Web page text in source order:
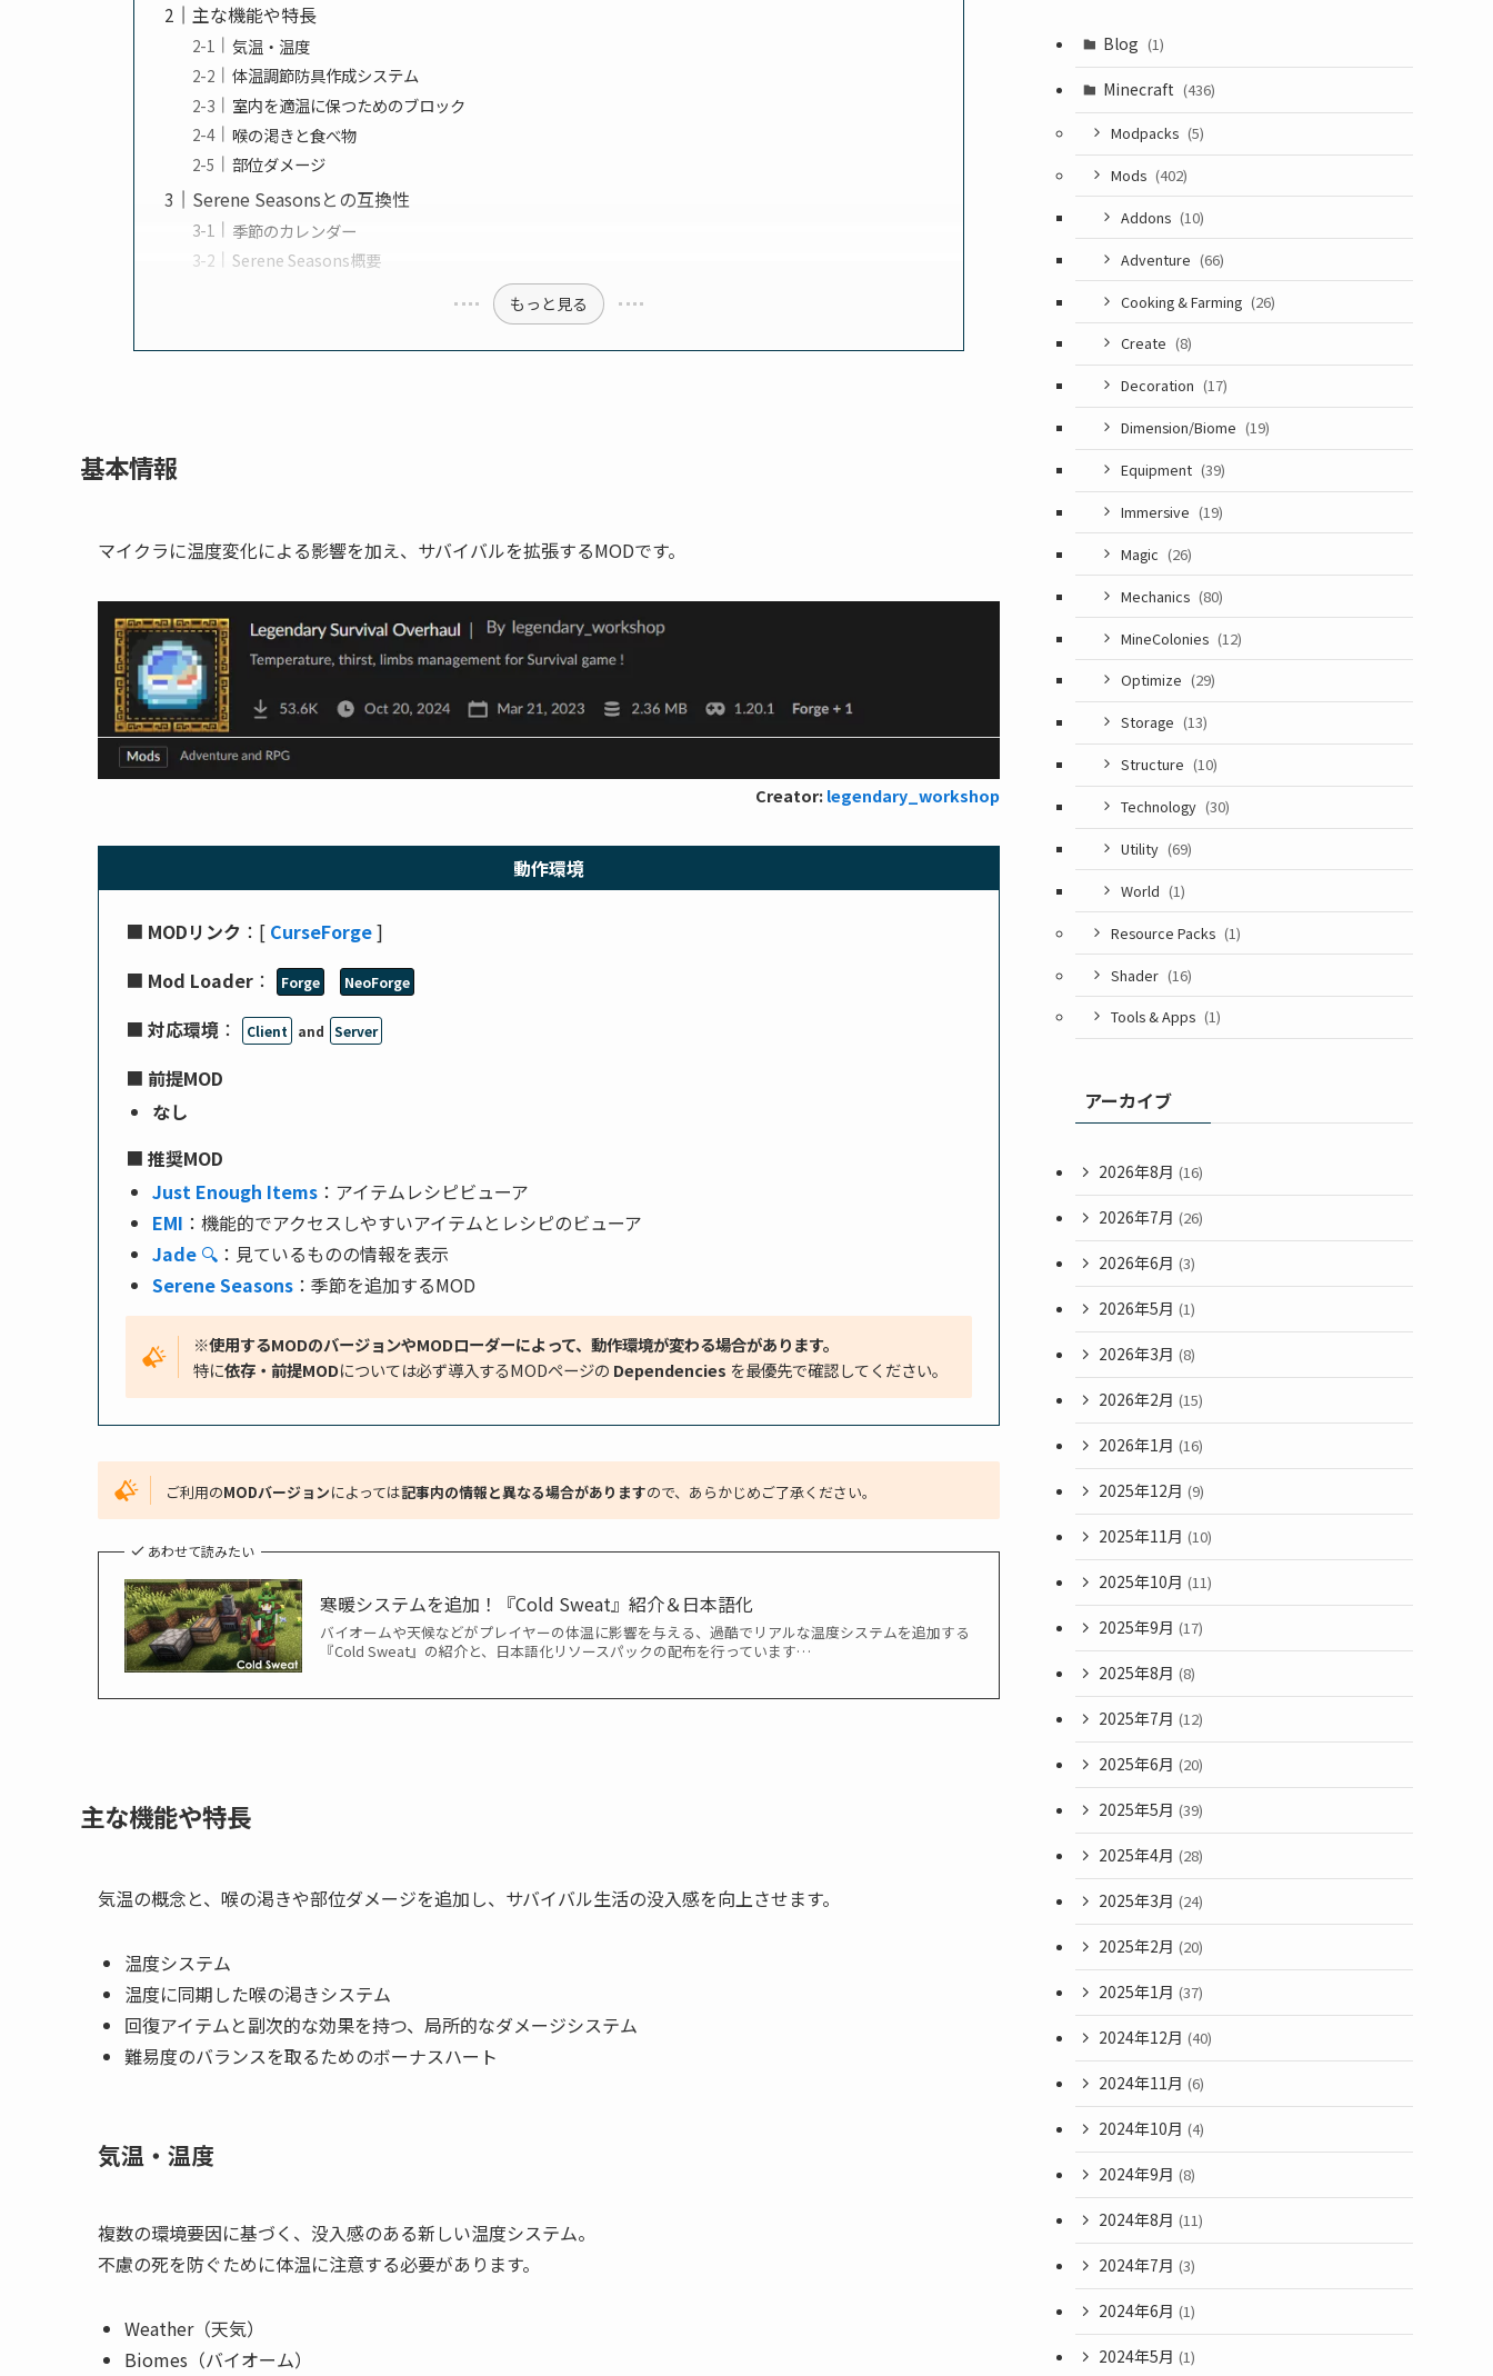
主な機能や特長
気温・温度
体温調節防具作成システム
室内を適温に保つためのブロック
喉の渇きと食べ物
部位ダメージ
Serene Seasonsとの互換性
季節のカレンダー
Serene Seasons概要
もっと見る
基本情報
マイクラに温度変化による影響を加え、サバイバルを拡張するMODです。
Creator:legendary_workshop
動作環境
■ MODリンク ：[ CurseForge]
■ Mod Loader ： Forge NeoForge
■ 対応環境 ： Client and Server
■ 前提MOD
なし
■ 推奨MOD
Just Enough Items ：アイテムレシピビューア
EMI ：機能的でアクセスしやすいアイテムとレシピのビューア
Jade 🔍 ：見ているものの情報を表示
Serene Seasons ：季節を追加するMOD
※使用するMODのバージョンやMODローダーによって、動作環境が変わる場合があります。
特に依存・前提MODについては必ず導入するMODページの Dependencies を最優先で確認してください。
ご利用のMODバージョンによっては記事内の情報と異なる場合がありますので、あらかじめご了承ください。
あわせて読みたい
寒暖システムを追加！『Cold Sweat』紹介＆日本語化
バイオームや天候などがプレイヤーの体温に影響を与える、過酷でリアルな温度システムを追加する
『Cold Sweat』の紹介と、日本語化リソースパックの配布を行っています…
主な機能や特長
気温の概念と、喉の渇きや部位ダメージを追加し、サバイバル生活の没入感を向上させます。
温度システム
温度に同期した喉の渇きシステム
回復アイテムと副次的な効果を持つ、局所的なダメージシステム
難易度のバランスを取るためのボーナスハート
気温・温度
複数の環境要因に基づく、没入感のある新しい温度システム。
不慮の死を防ぐために体温に注意する必要があります。
Weather（天気）
Biomes（バイオーム）
Blog (1)
Minecraft (436)
Modpacks (5)
Mods (402)
Addons (10)
Adventure (66)
Cooking & Farming (26)
Create (8)
Decoration (17)
Dimension/Biome (19)
Equipment (39)
Immersive (19)
Magic (26)
Mechanics (80)
MineColonies (12)
Optimize (29)
Storage (13)
Structure (10)
Technology (30)
Utility (69)
World (1)
Resource Packs (1)
Shader (16)
Tools & Apps (1)
アーカイブ
2026年8月 (16)
2026年7月 (26)
2026年6月 (3)
2026年5月 (1)
2026年3月 (8)
2026年2月 (15)
2026年1月 (16)
2025年12月 (9)
2025年11月 (10)
2025年10月 (11)
2025年9月 (17)
2025年8月 (8)
2025年7月 (12)
2025年6月 (20)
2025年5月 (39)
2025年4月 (28)
2025年3月 (24)
2025年2月 (20)
2025年1月 (37)
2024年12月 (40)
2024年11月 (6)
2024年10月 (4)
2024年9月 (8)
2024年8月 (11)
2024年7月 (3)
2024年6月 (1)
2024年5月 (1)